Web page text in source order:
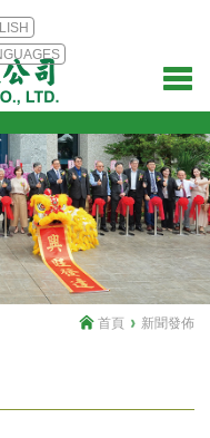
首頁 新聞發佈